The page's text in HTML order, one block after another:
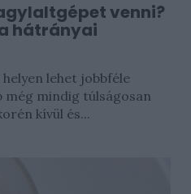
venni?
hátrányai
lehet jobbféle
még mindig túlságosan
kívül és...